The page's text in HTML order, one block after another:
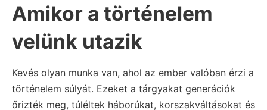
Amikor a történelem
velünk utazik
Kevés olyan munka van, ahol az ember valóban érzi a
történelem súlyát. Ezeket a tárgyakat generációk
őrizték meg, túléltek háborúkat, korszakváltásokat és